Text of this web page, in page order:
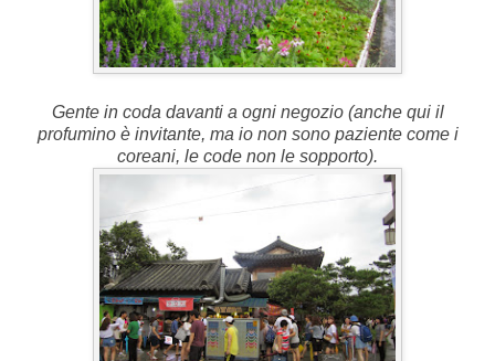
Gente in coda davanti a ogni negozio (anche qui il
profumino è invitante, ma io non sono paziente come i
coreani, le code non le sopporto).